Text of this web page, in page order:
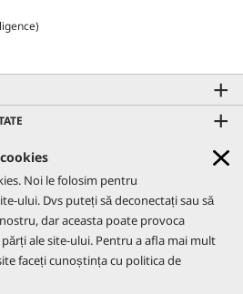
Noi le folosim pentru
ului. Dvs puteți să deconectați sau să
dar aceasta poate provoca
ale site-ului. Pentru a afla mai mult
faceți cunoștința cu politica de
Află mai multe
AFLĂ MAI MULTE